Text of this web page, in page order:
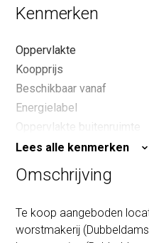
Kenmerken
Oppervlakte
Koopprijs
Beschikbaar vanaf
Energielabel
Oppervlakte buitenruimte
Lees alle kenmerken
Omschrijving
Te koop aangeboden
worstmakerij